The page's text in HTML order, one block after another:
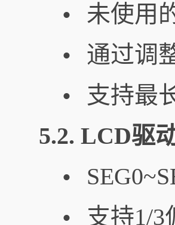
• 未使用
• 通过调
•
支持最
5.2. LCD驱
•
• 支持1/